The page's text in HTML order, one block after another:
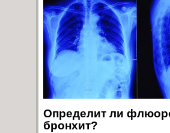
Определит ли
бронхит?